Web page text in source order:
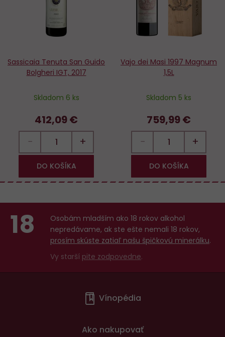
Sassicaia Tenuta San Guido
Bolgheri IGT, 2017
Skladom 6 ks
412,09 €
− +
DO KOŠÍKA
Vajo dei Masi 1997 Magnum
1,5L
Skladom 5 ks
759,99 €
− +
DO KOŠÍKA
18
Osobám mladším ako 18 rokov alkohol
nepredávame, ak ste ešte nemali 18 rokov,
prosím skúste zatiaľ našu špičkovú minerálku.
Vy starší pite zodpovedne.
Vínopédia
Ako nakupovať